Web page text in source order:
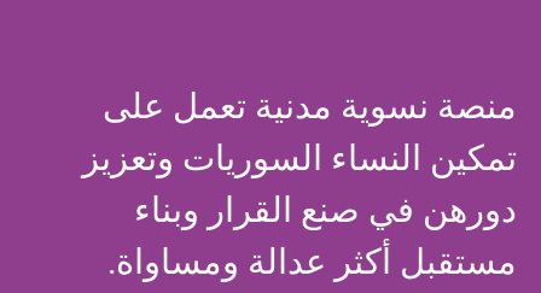
منصة نسوية مدنية تعمل على
تمكين النساء السوريات وتعزيز
دورهن في صنع القرار وبناء
مستقبل أكثر عدالة ومساواة.